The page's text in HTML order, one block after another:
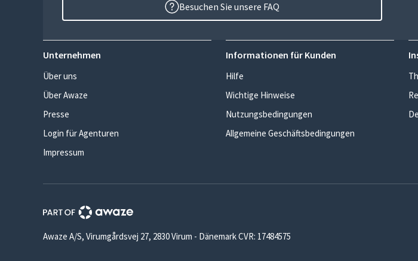
Besuchen Sie unsere FAQ
Unternehmen
Über uns
Über Awaze
Presse
Login für Agenturen
Impressum
Informationen für Kunden
Hilfe
Wichtige Hinweise
Nutzungsbedingungen
Allgemeine Geschäftsbedingungen
Awaze A/S, Virumgårdsvej 27, 2830 Virum - Dänemark CVR: 17484575